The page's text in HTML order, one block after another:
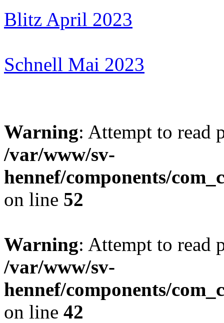
Blitz April 2023
Schnell Mai 2023
Warning: Attempt to read
/var/www/sv-
hennef/components/
on line 52
Warning: Attempt to read
/var/www/sv-
hennef/components/
on line 42